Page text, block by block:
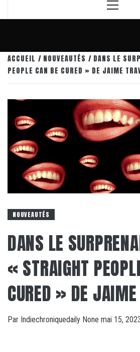
Menu
ACCUEIL NOUVEAUTÉS
DANS LE
PEOPLE CAN BE CURED » DE JAIME
NOUVEAUTÉS
DANS LE
« STRAIGHT
CURED » DE
Par Indiechroniquedaily None mai 15,